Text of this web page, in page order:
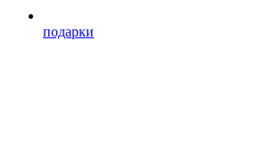
подарки